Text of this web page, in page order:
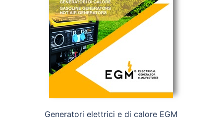
Generatori elettrici e di calore EGM